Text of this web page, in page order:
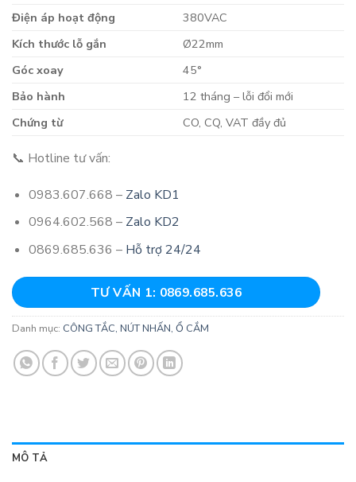
Điện áp hoạt động
380VAC
Kích thước lỗ gắn
Ø22mm
Góc xoay
45°
Bảo hành
12 tháng – lỗi đổi mới
Chứng từ
CO, CQ, VAT đầy đủ
📞 Hotline tư vấn:
0983.607.668 – Zalo KD1
0964.602.568 – Zalo KD2
0869.685.636 – Hỗ trợ 24/24
TƯ VẤN 1: 0869.685.636
Danh mục: CÔNG TẮC, NÚT NHẤN, Ổ CẮM
MÔ TẢ